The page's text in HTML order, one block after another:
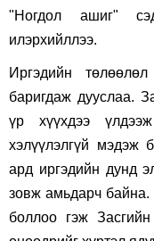
"Ногдол ашиг"
илэрхийллээ.
Иргэдийн
баригдаж дууслаа.
үр хүүхдээ
хэлүүлэлгүй мэдэж
ард иргэдийн дунд
зовж амьдарч
боллоо гэж